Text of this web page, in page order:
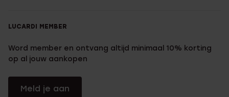
LUCARDI MEMBER
Word member en ontvang altijd minimaal 10% korting
op al jouw aankopen
Meld je aan